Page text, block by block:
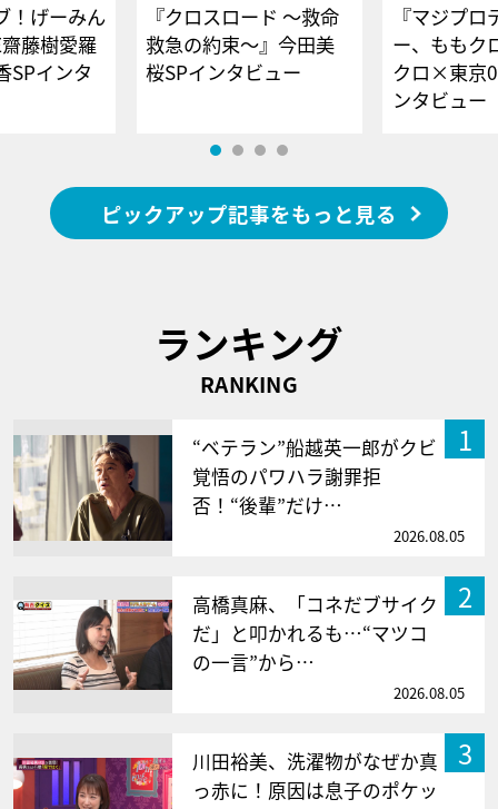
！げーみん
藤樹愛羅
SPインタ
『クロスロード ～救命
救急の約束～』今田美
桜SPインタビュー
『マジプロ
ー、ももク
クロ×東京
ンタビュー
ピックアップ記事をもっと見る
ランキング
RANKING
1
“ベテラン”船越英一郎がクビ
覚悟のパワハラ謝罪拒
否！“後輩”だけ…
2026.08.05
2
高橋真麻、「コネだブサイク
だ」と叩かれるも…“マツコ
の一言”から…
2026.08.05
3
川田裕美、洗濯物がなぜか真
っ赤に！原因は息子のポケッ